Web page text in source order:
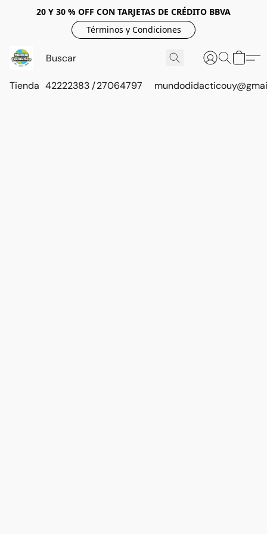
20 Y 30 % OFF CON TARJETAS DE CRÉDITO BBVA
Términos y Condiciones
Tienda 42222383 / 27064797